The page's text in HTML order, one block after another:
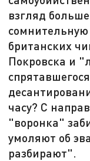
взгляд
британских
Покровска и
часу? С
"воронка"
умоляют об
разбирают".